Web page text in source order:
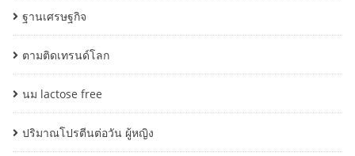
ฐานเศรษฐกิจ
ตามติดเทรนด์โลก
นม lactose free
ปริมาณโปรตีนต่อวัน ผู้หญิง